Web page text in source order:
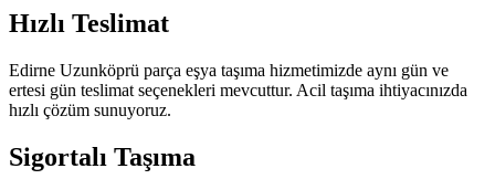
Hızlı Teslimat
Edirne Uzunköprü parça eşya taşıma hizmetimizde aynı gün ve
ertesi gün teslimat seçenekleri mevcuttur. Acil taşıma ihtiyacınızda
hızlı çözüm sunuyoruz.
Sigortalı Taşıma